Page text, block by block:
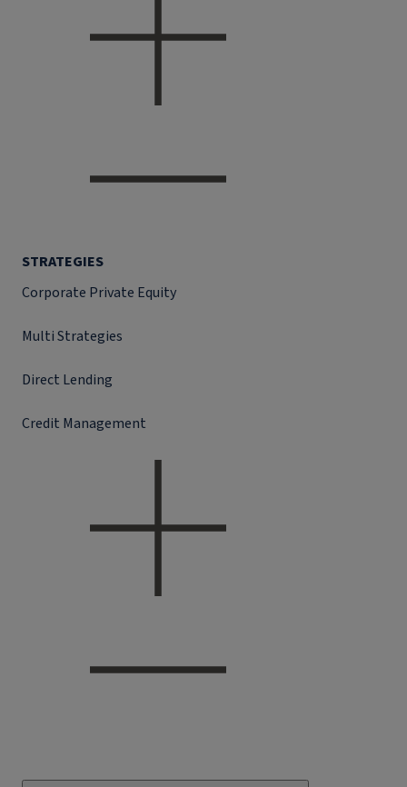
STRATEGIES
Corporate Private Equity
Multi Strategies
Direct Lending
Credit Management